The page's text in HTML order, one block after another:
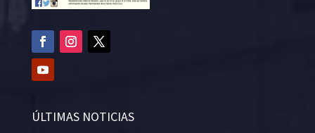
ÚLTIMAS NOTICIAS